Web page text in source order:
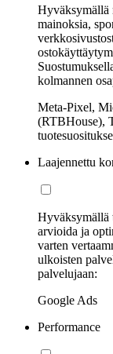
Hyväksymällä
mainoksia,
kolmannen
Meta-Pixel,
(RTBHouse),
Laajennettu
Hyväksymällä
arvioida ja
varten
ulkoisten
palvelujaan:
Google Ads
Performance